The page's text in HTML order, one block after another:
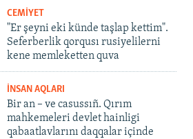
CEMİYET
"Er şeyni eki künde taşlap kettim".
Seferberlik qorqusı rusiyelilerni
kene memleketten quva
İNSAN AQLARI
Bir an – ve casussıñ. Qırım
mahkemeleri devlet hainligi
qabaatlavlarını daqqalar içinde